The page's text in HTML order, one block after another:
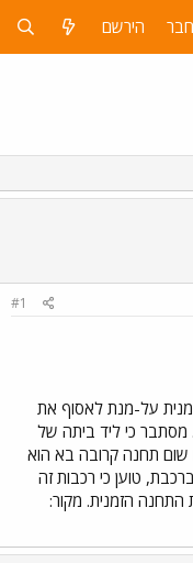
הירשם
#1
על-מנת לאסוף את
מסתבר כי ליד ביתה של
תחנה קרובה בא הוא
טוען כי רכבות זה
התחנה הזמנית. מקור: